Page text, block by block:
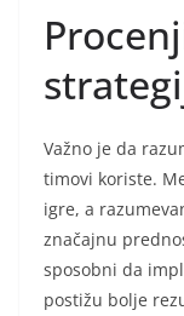
Važno je da
timovi koriste.
igre, a
značajnu
sposobni da
postižu bolje